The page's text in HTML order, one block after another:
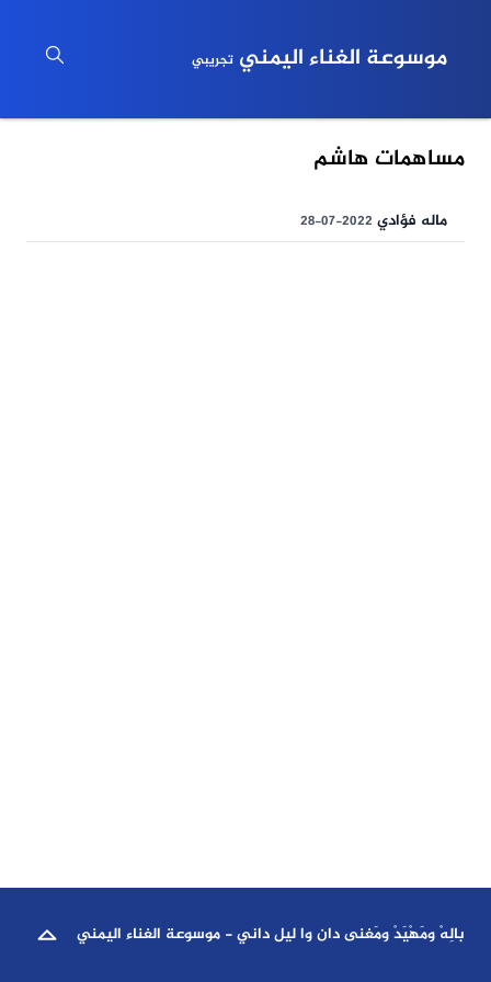
موسوعة الغناء اليمني تجريبي
مساهمات هاشم
ماله فؤادي 2022-07-28
بالِهْ ومَهْيَدْ ومَغنى دان وا ليل داني - موسوعة الغناء اليمني